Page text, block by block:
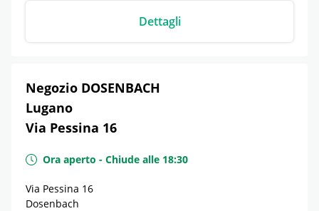
Dettagli
Negozio DOSENBACH
Lugano
Via Pessina 16
Ora aperto - Chiude alle 18:30
Via Pessina 16
Dosenbach